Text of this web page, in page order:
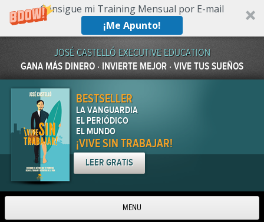
Consigue mi Training Mensual por E-mail
¡Me Apunto!
JOSÉ CASTELLÓ EXECUTIVE EDUCATION
GANA MÁS DINERO · INVIERTE MEJOR · VIVE TUS SUEÑOS
BESTSELLER
LA VANGUARDIA
EL PERIÓDICO
EL MUNDO
¡VIVE SIN TRABAJAR!
LEER GRATIS
MENU